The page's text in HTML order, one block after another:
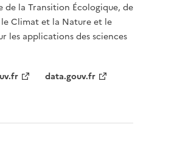
de la Transition Écologique, de
Climat et la Nature et le
les applications des sciences
data.gouv.fr